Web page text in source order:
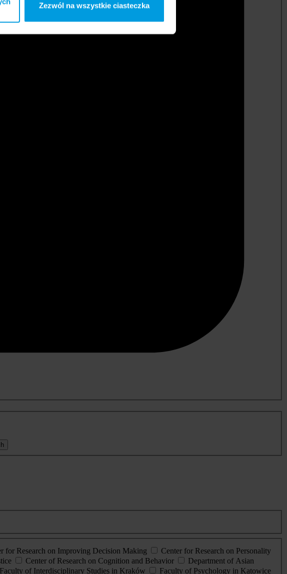
Zezwól na wszystkie ciasteczka
for Research on Improving Decision Making
Center for Research on Personality
Center of Research on Cognition and Behavior
Department of Asian
Faculty of Interdisciplinary Studies in Kraków Faculty of Psychology in Katowice